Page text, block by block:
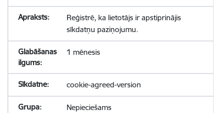
Reģistrē, ka lietotājs ir apstiprinājis
sīkdatņu paziņojumu.
1 mēnesis
cookie-agreed-version
Nepieciešams